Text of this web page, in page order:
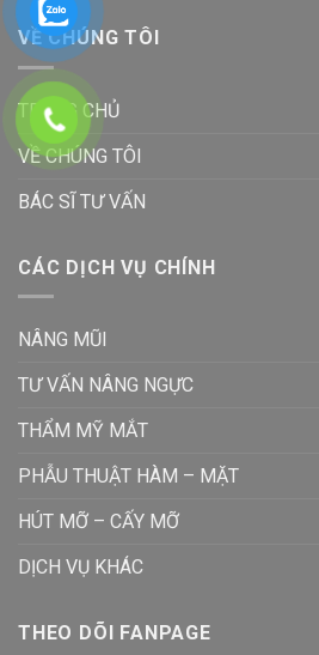
VỀ CHÚNG TÔI
TRANG CHỦ
VỀ CHÚNG TÔI
BÁC SĨ TƯ VẤN
CÁC DỊCH VỤ CHÍNH
NÂNG MŨI
TƯ VẤN NÂNG NGỰC
THẨM MỸ MẮT
PHẪU THUẬT HÀM – MẶT
HÚT MỠ – CẤY MỠ
DỊCH VỤ KHÁC
THEO DÕI FANPAGE